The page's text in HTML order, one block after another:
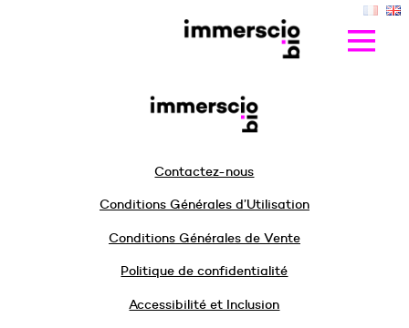
Contactez-nous
Conditions Générales d’Utilisation
Conditions Générales de Vente
Politique de confidentialité
Accessibilité et Inclusion